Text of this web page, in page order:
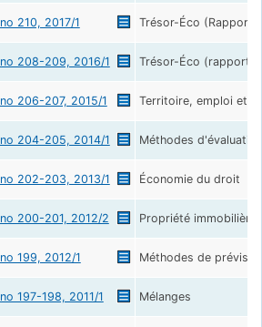
no 210, 2017/1 Trésor-Éco (Rapport
no 208-209, 2016/1 Trésor-Éco (rapport
no 206-207, 2015/1 Territoire, emploi et
no 204-205, 2014/1 Méthodes
no 202-203, 2013/1 Économie du droit
no 200-201, 2012/2 Propriété
no 199, 2012/1 Méthodes de
no 197-198, 2011/1 Mélanges